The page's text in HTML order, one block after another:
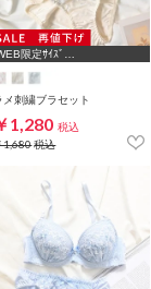
限定ｻｲｽﾞ
メ刺繍ブラセット
1,280 税込
1,680税込